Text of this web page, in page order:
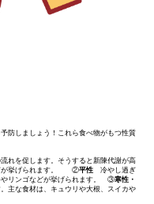
防しましょう！これら食べ物がもつ性質
れを促します。そうすると新陳代謝が高
ぎが挙げられます。 ②平性 冷やし過ぎ
やリンゴなどが挙げられます。 ③寒性・
主な食材は、キュウリや大根、スイカや